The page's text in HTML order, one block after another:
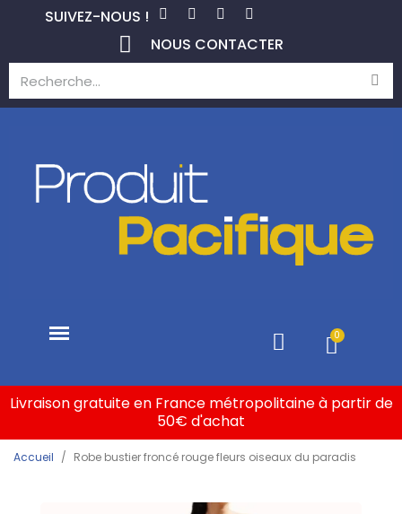
SUIVEZ-NOUS !
NOUS CONTACTER
Livraison gratuite en France métropolitaine à partir de
50€ d'achat
Accueil Robe bustier froncé rouge fleurs oiseaux du paradis